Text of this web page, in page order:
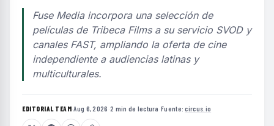
Fuse Media incorpora una selección de
películas de Tribeca Films a su servicio SVOD y
canales FAST, ampliando la oferta de cine
independiente a audiencias latinas y
multiculturales.
EDITORIAL TEAM·Aug 6, 2026 ·2 min de lectura ·Fuente:circus.io